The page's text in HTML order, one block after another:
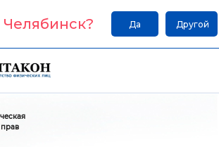
Челябинск? Да Другой